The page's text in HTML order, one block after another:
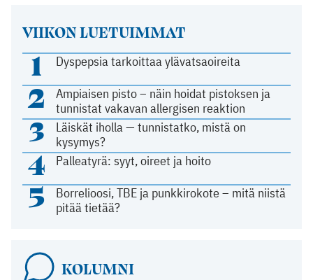
VIIKON LUETUIMMAT
1 Dyspepsia tarkoittaa ylävatsaoireita
2
Ampiaisen pisto – näin hoidat pistoksen ja
tunnistat vakavan allergisen reaktion
3
Läiskät iholla — tunnistatko, mistä on
kysymys?
4 Palleatyrä: syyt, oireet ja hoito
5
Borrelioosi, TBE ja punkkirokote – mitä niistä
pitää tietää?
KOLUMNI